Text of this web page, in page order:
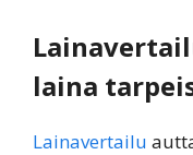
laina
Lainavertailu